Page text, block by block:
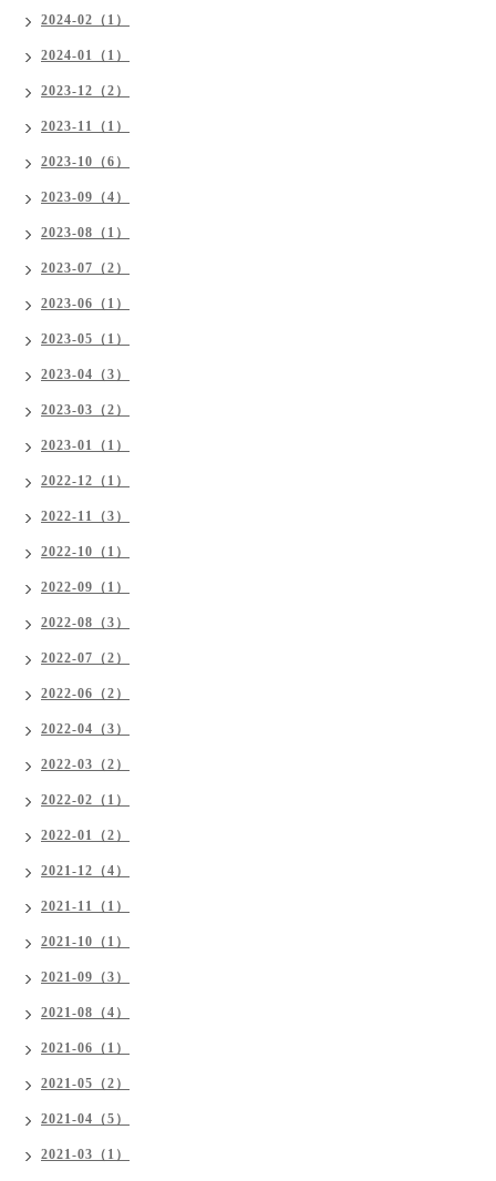
2024-02（1）
2024-01（1）
2023-12（2）
2023-11（1）
2023-10（6）
2023-09（4）
2023-08（1）
2023-07（2）
2023-06（1）
2023-05（1）
2023-04（3）
2023-03（2）
2023-01（1）
2022-12（1）
2022-11（3）
2022-10（1）
2022-09（1）
2022-08（3）
2022-07（2）
2022-06（2）
2022-04（3）
2022-03（2）
2022-02（1）
2022-01（2）
2021-12（4）
2021-11（1）
2021-10（1）
2021-09（3）
2021-08（4）
2021-06（1）
2021-05（2）
2021-04（5）
2021-03（1）